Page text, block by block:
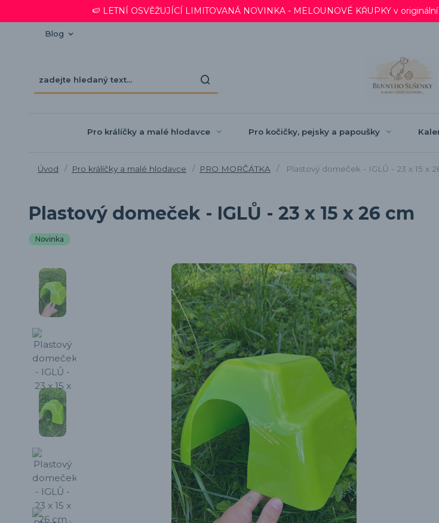
🍉 LETNÍ OSVĚŽUJÍCÍ LIMITOVANÁ NOVINKA - MELOUNOVÉ KŘUPKY v
Blog
Pro králíčky a malé hlodavce Pro kočičky, pejsky a papoušky
Úvod Pro králíčky a malé hlodavce PRO MORČÁTKA Plastový domeček - IGLŮ - 23 x 15 x
Plastový domeček - IGLŮ - 23 x 15 x 26 cm
Novinka